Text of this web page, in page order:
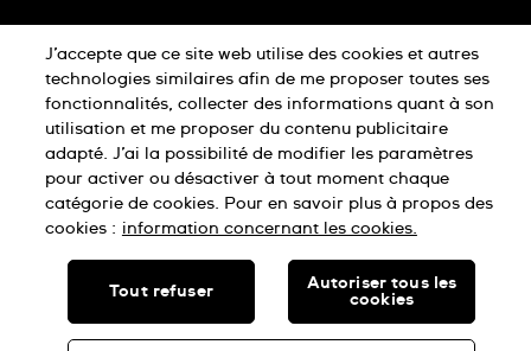
Déclaration concernant les cookies
Conditions d'utilisation Mentions légales
SWISS MADE
© SWATCH AG 2026, ALL RIGHTS RESERVED: SWISS WATCHES
J’accepte que ce site web utilise des cookies et autres
technologies similaires afin de me proposer toutes ses
fonctionnalités, collecter des informations quant à son
utilisation et me proposer du contenu publicitaire
adapté. J’ai la possibilité de modifier les paramètres
pour activer ou désactiver à tout moment chaque
catégorie de cookies. Pour en savoir plus à propos des
cookies : information concernant les cookies.
Tout refuser
Autoriser tous les
cookies